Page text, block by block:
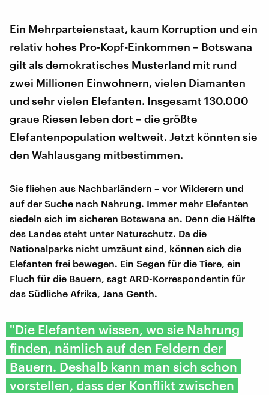
Ein Mehrparteienstaat, kaum Korruption und ein
relativ hohes Pro-Kopf-Einkommen – Botswana
gilt als demokratisches Musterland mit rund
zwei Millionen Einwohnern, vielen Diamanten
und sehr vielen Elefanten. Insgesamt 130.000
graue Riesen leben dort – die größte
Elefantenpopulation weltweit. Jetzt könnten sie
den Wahlausgang mitbestimmen.
Sie fliehen aus Nachbarländern – vor Wilderern und
auf der Suche nach Nahrung. Immer mehr Elefanten
siedeln sich im sicheren Botswana an. Denn die Hälfte
des Landes steht unter Naturschutz. Da die
Nationalparks nicht umzäunt sind, können sich die
Elefanten frei bewegen. Ein Segen für die Tiere, ein
Fluch für die Bauern, sagt ARD-Korrespondentin für
das Südliche Afrika, Jana Genth.
"Die Elefanten wissen, wo sie Nahrung
finden, nämlich auf den Feldern der
Bauern. Deshalb kann man sich schon
vorstellen, dass der Konflikt zwischen